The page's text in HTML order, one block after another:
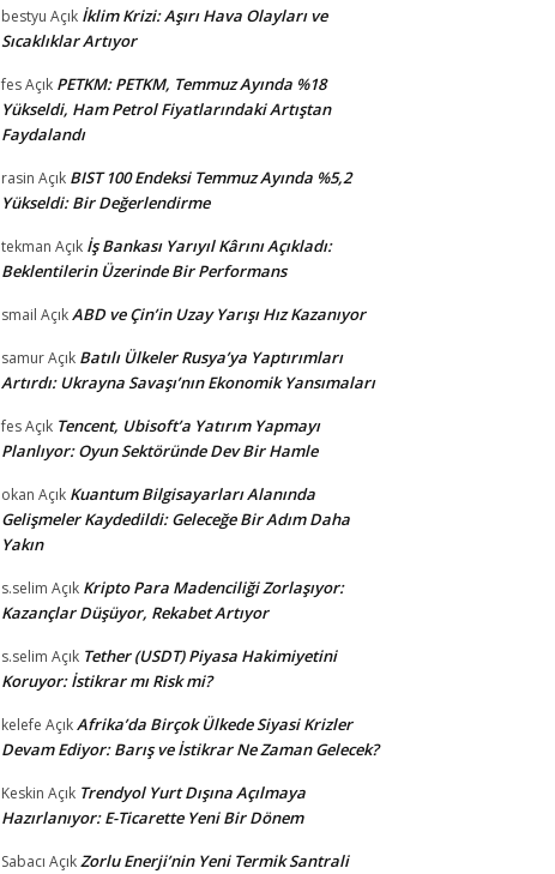
bestyu Açık İklim Krizi: Aşırı Hava Olayları ve
Sıcaklıklar Artıyor
fesAçık PETKM: PETKM, Temmuz Ayında %18
Yükseldi, Ham Petrol Fiyatlarındaki Artıştan
Faydalandı
rasin Açık BIST 100 Endeksi Temmuz Ayında %5,2
Yükseldi: Bir Değerlendirme
tekman Açık İş Bankası Yarıyıl Kârını Açıkladı:
Beklentilerin Üzerinde Bir Performans
smail AçıkABD ve Çin’in Uzay Yarışı Hız Kazanıyor
samurAçık Batılı Ülkeler Rusya’ya Yaptırımları
Artırdı: Ukrayna Savaşı’nın Ekonomik Yansımaları
fesAçık Tencent, Ubisoft’a Yatırım Yapmayı
Planlıyor: Oyun Sektöründe Dev Bir Hamle
okan Açık Kuantum Bilgisayarları Alanında
Gelişmeler Kaydedildi: Geleceğe Bir Adım Daha
Yakın
s.selim Açık Kripto Para Madenciliği Zorlaşıyor:
Kazançlar Düşüyor, Rekabet Artıyor
s.selim Açık Tether (USDT) Piyasa Hakimiyetini
Koruyor: İstikrar mı Risk mi?
kelefe AçıkAfrika’da Birçok Ülkede Siyasi Krizler
Devam Ediyor: Barış ve İstikrar Ne Zaman Gelecek?
Keskin Açık Trendyol Yurt Dışına Açılmaya
Hazırlanıyor: E-Ticarette Yeni Bir Dönem
Sabacı AçıkZorlu Enerji’nin Yeni Termik Santrali